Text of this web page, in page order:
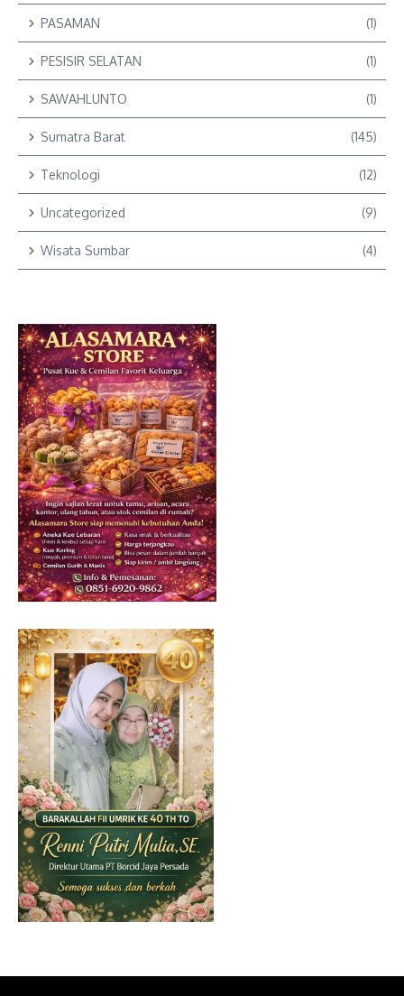
PASAMAN (1)
PESISIR SELATAN (1)
SAWAHLUNTO (1)
Sumatra Barat (145)
Teknologi (12)
Uncategorized (9)
Wisata Sumbar (4)